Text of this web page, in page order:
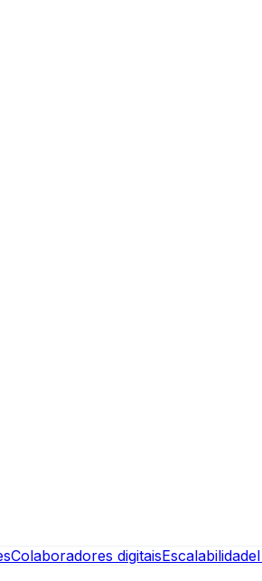
Colaboradores digitaisEscalabilidade